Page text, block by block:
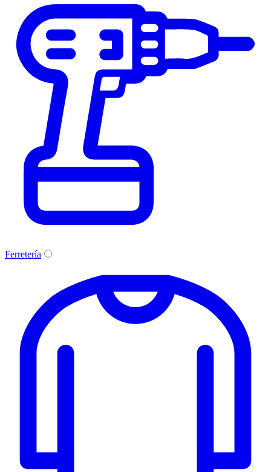
Ferretería